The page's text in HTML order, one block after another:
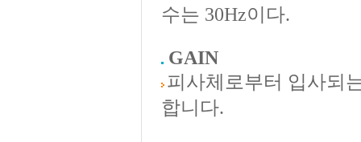
수는 30Hz이다.
GAIN
피사체로부터 입사되
합니다.